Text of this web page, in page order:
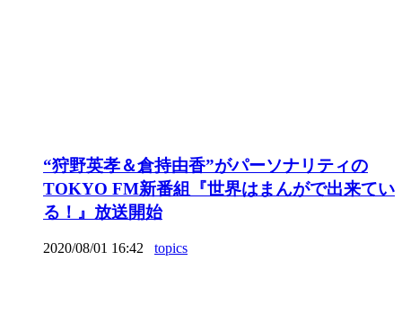
“狩野英孝＆倉持由香”がパーソナリティの
TOKYO FM新番組『世界はまんがで出来てい
る！』放送開始
2020/08/01 16:42 topics